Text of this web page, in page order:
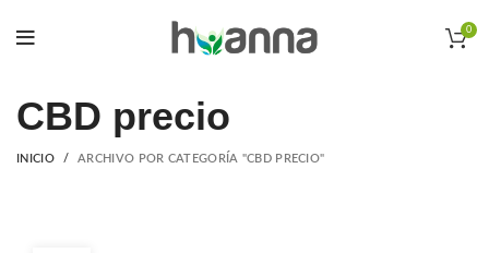
0
CBD precio
INICIO ARCHIVO POR CATEGORÍA "CBD PRECIO"